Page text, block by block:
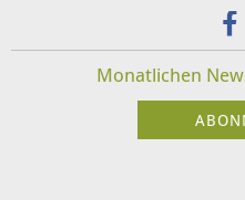
Monatlichen